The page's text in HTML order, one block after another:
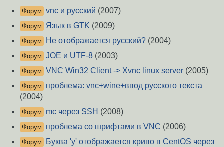
Форум vnc и русский (2007)
Форум Язык в GTK (2009)
Форум Не отображается русский? (2004)
Форум JOE и UTF-8 (2003)
Форум VNC Win32 Client -> Xvnc linux server (2005)
Форум
проблема: vnc+wine+ввод русского текста
(2004)
Форум mc через SSH (2008)
Форум проблема со шрифтами в VNC (2006)
Форум Буква 'у' отображается криво в CentOS через